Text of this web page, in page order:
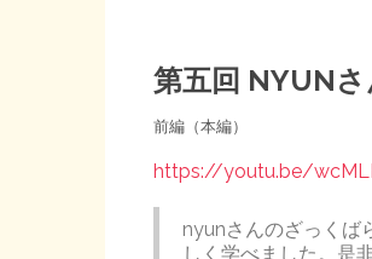
第五回 NYUN
前編（本編）
https://youtu.be/
nyunさんのざっくば
しく学べました。是